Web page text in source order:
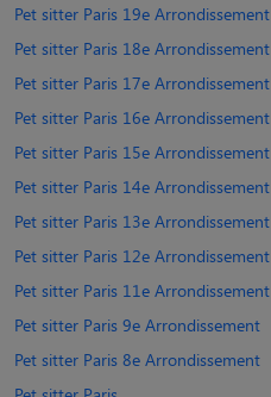
Pet sitter Paris 19e Arrondissement
Pet sitter Paris 18e Arrondissement
Pet sitter Paris 17e Arrondissement
Pet sitter Paris 16e Arrondissement
Pet sitter Paris 15e Arrondissement
Pet sitter Paris 14e Arrondissement
Pet sitter Paris 13e Arrondissement
Pet sitter Paris 12e Arrondissement
Pet sitter Paris 11e Arrondissement
Pet sitter Paris 9e Arrondissement
Pet sitter Paris 8e Arrondissement